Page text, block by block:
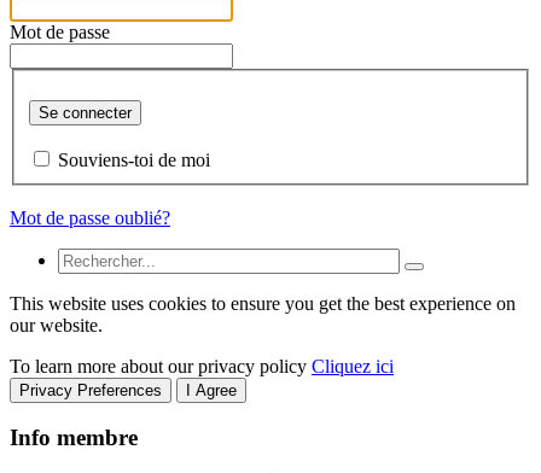
Mot de passe
Se connecter
Souviens-toi de moi
Mot de passe oublié?
This website uses cookies to ensure you get the best experience on
our website.
To learn more about our privacy policy Cliquez ici
Privacy Preferences I Agree
Info membre